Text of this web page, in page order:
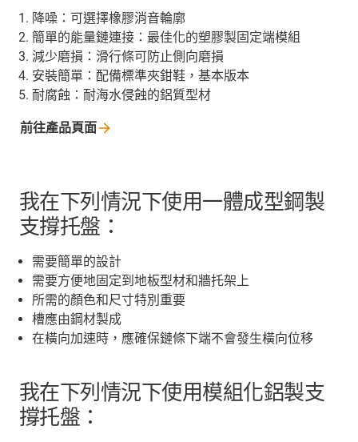
降噪：可選擇橡膠消音輪廓
簡單的能量鏈連接：最佳化的塑膠製固定端模組
減少磨損：滑行條可防止側向磨損
安裝簡單：配備標準夾鉗鞋，基本版本
耐腐蝕：耐海水侵蝕的鋁質型材
前往產品頁面
我在下列情況下使用一體成型鋼製
支撐托盤：
需要簡單的設計
需要方便地固定到地板型材和牆托架上
所需的顏色和尺寸特別重要
槽應由鋼材製成
在橫向加速時，應確保鏈條下端不會發生橫向位移
我在下列情況下使用模組化鋁製支
撐托盤：